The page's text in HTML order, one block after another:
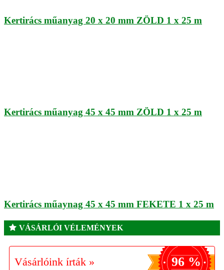
Kertirács műanyag 20 x 20 mm ZÖLD 1 x 25 m
Kertirács műanyag 45 x 45 mm ZÖLD 1 x 25 m
Kertirács műaynag 45 x 45 mm FEKETE 1 x 25 m
VÁSÁRLÓI VÉLEMÉNYEK
Vásárlóink írták » 96 %